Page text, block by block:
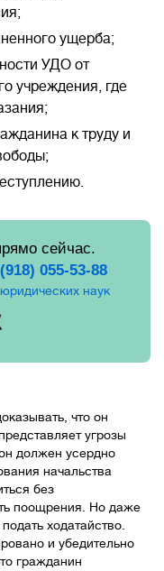
ущерба;
УДО от
учреждения, где
к труду и
сейчас.
055-53-88
наук
что он
угрозы
должен усердно
начальства
без
поощрения. Но даже
ходатайство.
и убедительно
гражданин